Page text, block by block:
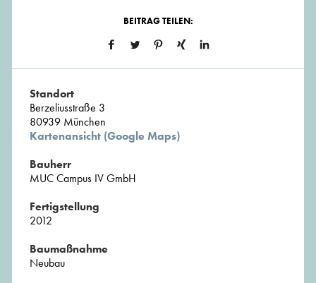
BEITRAG TEILEN:
Standort
Berzeliusstraße 3
80939 München
Kartenansicht (Google Maps)
Bauherr
MUC Campus IV GmbH
Fertigstellung
2012
Baumaßnahme
Neubau